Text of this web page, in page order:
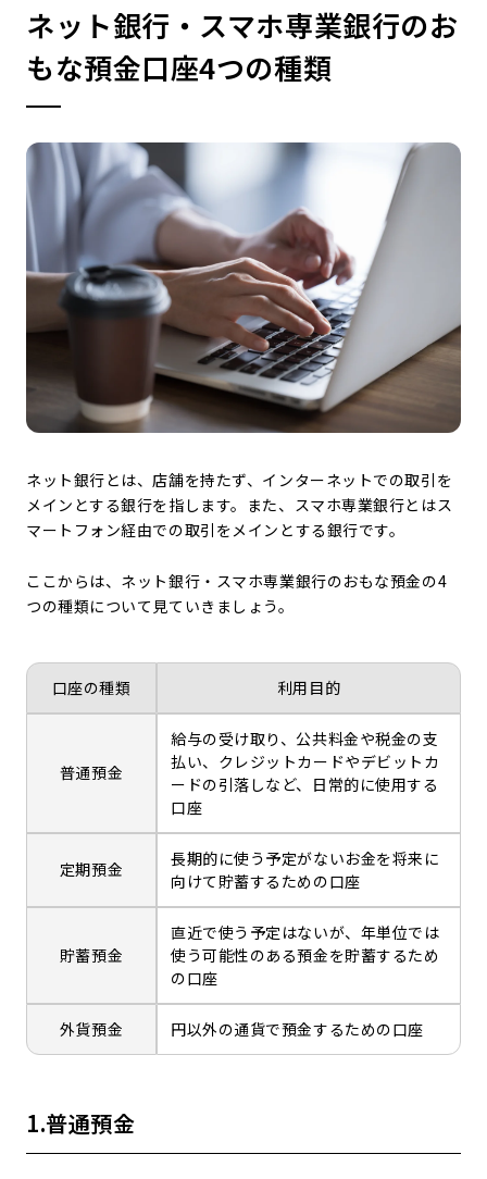
ネット銀行・スマホ専業銀行のお
もな預金口座4つの種類
ネット銀行とは、店舗を持たず、インターネットでの取引を
メインとする銀行を指します。また、スマホ専業銀行とはス
マートフォン経由での取引をメインとする銀行です。
ここからは、ネット銀行・スマホ専業銀行のおもな預金の4
つの種類について見ていきましょう。
口座の種類 利用目的
普通預金
給与の受け取り、公共料金や税金の支
払い、クレジットカードやデビットカ
ードの引落しなど、日常的に使用する
口座
定期預金
長期的に使う予定がないお金を将来に
向けて貯蓄するための口座
貯蓄預金
直近で使う予定はないが、年単位では
使う可能性のある預金を貯蓄するため
の口座
外貨預金 円以外の通貨で預金するための口座
1.普通預金